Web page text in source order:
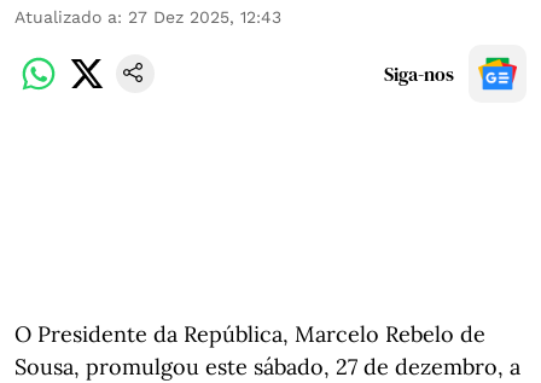
Atualizado a: 27 Dez 2025, 12:43
Siga-nos
O Presidente da República, Marcelo Rebelo de
Sousa, promulgou este sábado, 27 de dezembro, a